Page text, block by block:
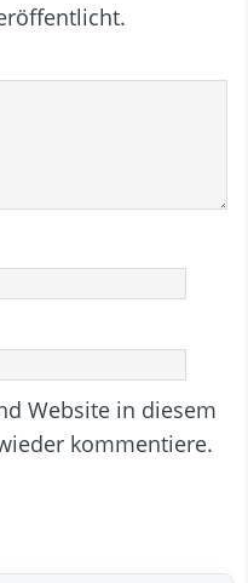
Website in diesem
kommentiere.